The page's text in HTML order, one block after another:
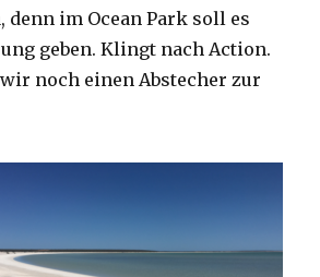
denn im Ocean Park soll es
geben. Klingt nach Action.
noch einen Abstecher zur